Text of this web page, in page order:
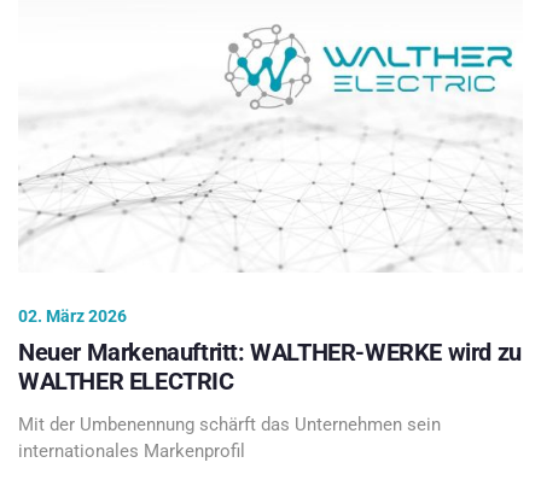
02. März 2026
Neuer Markenauftritt: WALTHER-WERKE wird zu
WALTHER ELECTRIC
Mit der Umbenennung schärft das Unternehmen sein
internationales Markenprofil